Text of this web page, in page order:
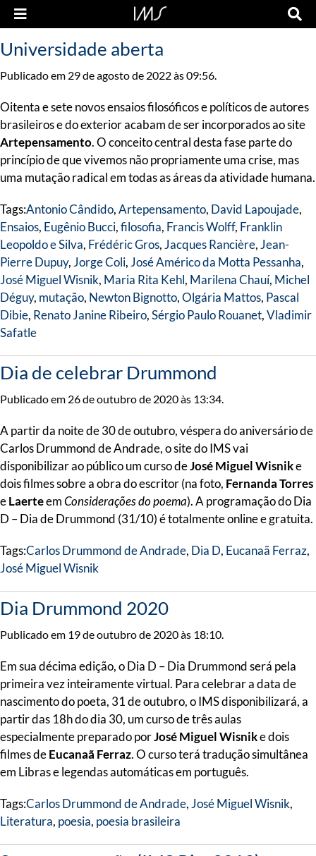
Universidade aberta
Publicado em 29 de agosto de 2022 às 09:56.
Oitenta e sete novos ensaios filosóficos e políticos de autores
brasileiros e do exterior acabam de ser incorporados ao site
Artepensamento. O conceito central desta fase parte do
princípio de que vivemos não propriamente uma crise, mas
uma mutação radical em todas as áreas da atividade humana.
Tags:Antonio Cândido,Artepensamento, David Lapoujade,
Ensaios, Eugênio Bucci,filosofia, Francis Wolff, Franklin
Leopoldo e Silva, Frédéric Gros, Jacques Rancière, Jean-
Pierre Dupuy, Jorge Coli, José Américo da Motta Pessanha,
José Miguel Wisnik, Maria Rita Kehl, Marilena Chauí, Michel
Déguy, mutação, Newton Bignotto,Olgária Mattos, Pascal
Dibie, Renato Janine Ribeiro,Sérgio Paulo Rouanet,Vladimir
Safatle
Dia de celebrar Drummond
Publicado em 26 de outubro de 2020 às 13:34.
A partir da noite de 30 de outubro, véspera do aniversário de
Carlos Drummond de Andrade, o site do IMS vai
disponibilizar ao público um curso deJosé Miguel Wisnike
dois filmes sobre a obra do escritor (na foto, Fernanda Torres
eLaerteemConsiderações do poema). A programação do Dia
D – Dia de Drummond (31/10) é totalmente online e gratuita.
Tags:Carlos Drummond de Andrade, Dia D, Eucanaã Ferraz,
José Miguel Wisnik
Dia Drummond 2020
Publicado em 19 de outubro de 2020 às 18:10.
Em sua décima edição, o Dia D – Dia Drummond será pela
primeira vez inteiramente virtual. Para celebrar a data de
nascimento do poeta, 31 de outubro, o IMS disponibilizará, a
partir das 18h do dia 30, um curso de três aulas
especialmente preparado porJosé Miguel Wisnike dois
filmes deEucanaã Ferraz. O curso terá tradução simultânea
em Libras e legendas automáticas em português.
Tags:Carlos Drummond de Andrade, José Miguel Wisnik,
Literatura, poesia, poesia brasileira